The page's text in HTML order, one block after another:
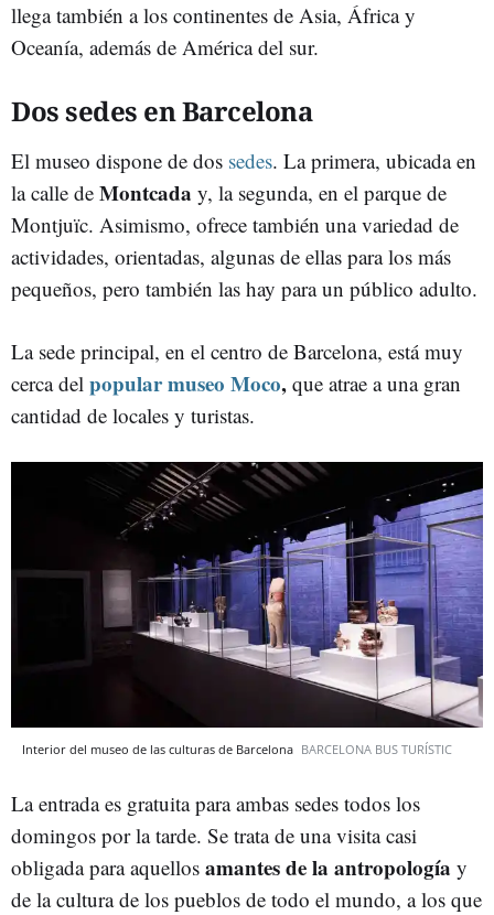
llega también a los continentes de Asia, África y
Oceanía, además de América del sur.
Dos sedes en Barcelona
El museo dispone de dos sedes. La primera, ubicada en
la calle de Montcada y, la segunda, en el parque de
Montjuïc. Asimismo, ofrece también una variedad de
actividades, orientadas, algunas de ellas para los más
pequeños, pero también las hay para un público adulto.
La sede principal, en el centro de Barcelona, está muy
cerca del popular museo Moco, que atrae a una gran
cantidad de locales y turistas.
Interior del museo de las culturas de Barcelona BARCELONA BUS TURÍSTIC
La entrada es gratuita para ambas sedes todos los
domingos por la tarde. Se trata de una visita casi
obligada para aquellos amantes de la antropología y
de la cultura de los pueblos de todo el mundo, a los que